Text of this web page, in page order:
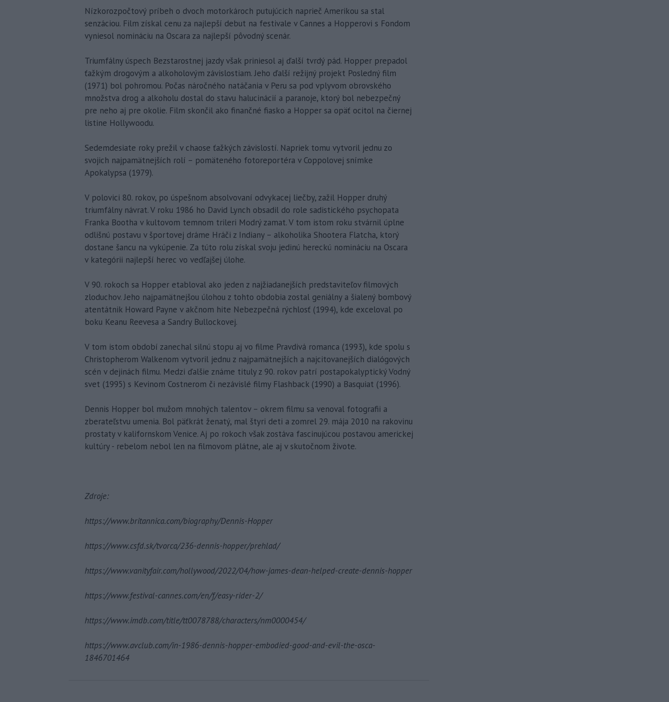
Nízkorozpočtový príbeh o dvoch motorkároch putujúcich naprieč Amerikou sa stal
senzáciou. Film získal cenu za najlepší debut na festivale v Cannes a Hopperovi s Fondom
vyniesol nomináciu na Oscara za najlepší pôvodný scenár.
Triumfálny úspech Bezstarostnej jazdy však priniesol aj ďalší tvrdý pád. Hopper prepadol
ťažkým drogovým a alkoholovým závislostiam. Jeho ďalší režijný projekt Posledný film
(1971) bol pohromou. Počas náročného natáčania v Peru sa pod vplyvom obrovského
množstva drog a alkoholu dostal do stavu halucinácií a paranoje, ktorý bol nebezpečný
pre neho aj pre okolie. Film skončil ako finančné fiasko a Hopper sa opäť ocitol na čiernej
listine Hollywoodu.
Sedemdesiate roky prežil v chaose ťažkých závislostí. Napriek tomu vytvoril jednu zo
svojich najpamätnejších rolí – pomäteného fotoreportéra v Coppolovej snímke
Apokalypsa (1979).
V polovici 80. rokov, po úspešnom absolvovaní odvykacej liečby, zažil Hopper druhý
triumfálny návrat. V roku 1986 ho David Lynch obsadil do role sadistického psychopata
Franka Bootha v kultovom temnom trileri Modrý zamat. V tom istom roku stvárnil úplne
odlišnú postavu v športovej dráme Hráči z Indiany – alkoholika Shootera Flatcha, ktorý
dostane šancu na vykúpenie. Za túto rolu získal svoju jedinú hereckú nomináciu na Oscara
v kategórii najlepší herec vo vedľajšej úlohe.
V 90. rokoch sa Hopper etabloval ako jeden z najžiadanejších predstaviteľov filmových
zloduchov. Jeho najpamätnejšou úlohou z tohto obdobia zostal geniálny a šialený bombový
atentátnik Howard Payne v akčnom hite Nebezpečná rýchlosť (1994), kde exceloval po
boku Keanu Reevesa a Sandry Bullockovej.
V tom istom období zanechal silnú stopu aj vo filme Pravdivá romanca (1993), kde spolu s
Christopherom Walkenom vytvoril jednu z najpamätnejších a najcitovanejších dialógových
scén v dejinách filmu. Medzi ďalšie známe tituly z 90. rokov patrí postapokalyptický Vodný
svet (1995) s Kevinom Costnerom či nezávislé filmy Flashback (1990) a Basquiat (1996).
Dennis Hopper bol mužom mnohých talentov – okrem filmu sa venoval fotografii a
zberateľstvu umenia. Bol päťkrát ženatý, mal štyri deti a zomrel 29. mája 2010 na rakovinu
prostaty v kalifornskom Venice. Aj po rokoch však zostáva fascinujúcou postavou americkej
kultúry - rebelom nebol len na filmovom plátne, ale aj v skutočnom živote.
Zdroje:
https://www.britannica.com/biography/Dennis-Hopper
https://www.csfd.sk/tvorca/236-dennis-hopper/prehlad/
https://www.vanityfair.com/hollywood/2022/04/how-james-dean-helped-create-dennis-hopper
https://www.festival-cannes.com/en/f/easy-rider-2/
https://www.imdb.com/title/tt0078788/characters/nm0000454/
https://www.avclub.com/in-1986-dennis-hopper-embodied-good-and-evil-the-osca-
1846701464